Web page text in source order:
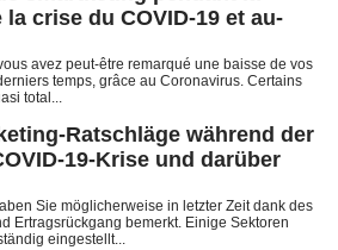
crise du COVID-19 et au-
avez peut-être remarqué une baisse de vos
temps, grâce au Coronavirus. Certains
total...
Ratschläge während der
19-Krise und darüber
Sie möglicherweise in letzter Zeit dank des
Ertragsrückgang bemerkt. Einige Sektoren
eingestellt...